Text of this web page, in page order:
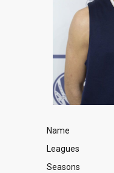
Name
Leagues
Seasons